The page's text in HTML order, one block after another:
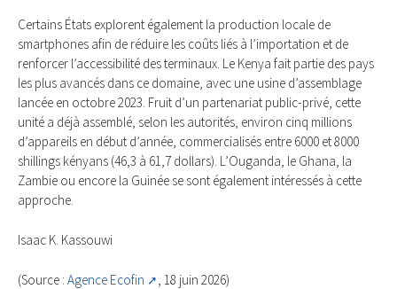
Certains États explorent également la production locale de
smartphones afin de réduire les coûts liés à l’importation et de
renforcer l’accessibilité des terminaux. Le Kenya fait partie des pays
les plus avancés dans ce domaine, avec une usine d’assemblage
lancée en octobre 2023. Fruit d’un partenariat public-privé, cette
unité a déjà assemblé, selon les autorités, environ cinq millions
d’appareils en début d’année, commercialisés entre 6000 et 8000
shillings kényans (46,3 à 61,7 dollars). L’Ouganda, le Ghana, la
Zambie ou encore la Guinée se sont également intéressés à cette
approche.
Isaac K. Kassouwi
(Source : Agence Ecofin , 18 juin 2026)